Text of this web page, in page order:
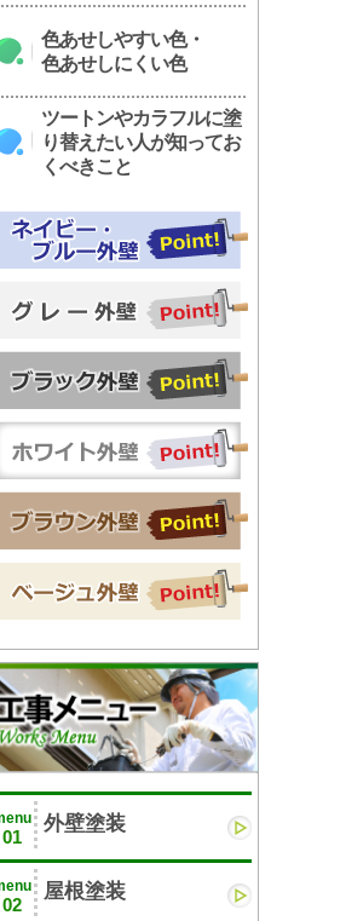
色あせしやすい色・
色あせしにくい色
ツートンやカラフルに塗
り替えたい人が知ってお
くべきこと
01
外壁塗装
02
屋根塗装